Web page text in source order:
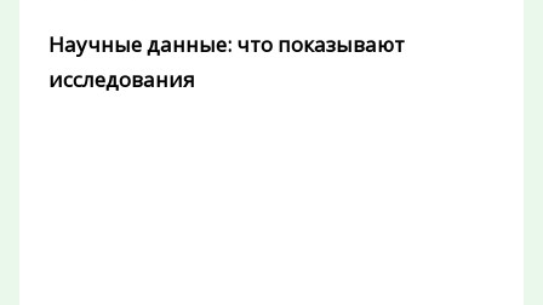
Научные данные: что показывают
исследования